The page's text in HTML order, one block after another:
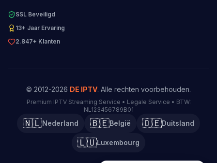
SSL Beveiligd
13+ Jaar Ervaring
2.847+ Klanten
© 2012-2026 DE IPTV. Alle rechten voorbehouden.
Premium IPTV Streaming Service • Legale Service • BTW:
NL123456789B01
🇳🇱Nederland 🇧🇪België 🇩🇪Duitsland
🇱🇺Luxembourg